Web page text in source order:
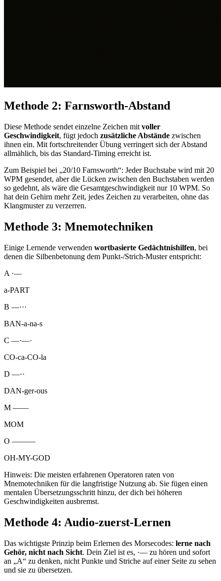
Methode 2: Farnsworth-Abstand
Diese Methode sendet einzelne Zeichen mit voller
Geschwindigkeit, fügt jedoch zusätzliche Abstände zwischen
ihnen ein. Mit fortschreitender Übung verringert sich der Abstand
allmählich, bis das Standard-Timing erreicht ist.
Zum Beispiel bei „20/10 Farnsworth“: Jeder Buchstabe wird mit 20
WPM gesendet, aber die Lücken zwischen den Buchstaben werden
so gedehnt, als wäre die Gesamtgeschwindigkeit nur 10 WPM. So
hat dein Gehirn mehr Zeit, jedes Zeichen zu verarbeiten, ohne das
Klangmuster zu verzerren.
Methode 3: Mnemotechniken
Einige Lernende verwenden wortbasierte Gedächtnishilfen, bei
denen die Silbenbetonung dem Punkt-/Strich-Muster entspricht:
A ·—
a-PART
B —···
BAN-a-na-s
C —·—·
CO-ca-CO-la
D —··
DAN-ger-ous
M ——
MOM
O ———
OH-MY-GOD
Hinweis: Die meisten erfahrenen Operatoren raten von
Mnemotechniken für die langfristige Nutzung ab. Sie fügen einen
mentalen Übersetzungsschritt hinzu, der dich bei höheren
Geschwindigkeiten ausbremst.
Methode 4: Audio-zuerst-Lernen
Das wichtigste Prinzip beim Erlernen des Morsecodes: lerne nach
Gehör, nicht nach Sicht. Dein Ziel ist es, ·— zu hören und sofort
an „A“ zu denken, nicht Punkte und Striche auf einer Seite zu sehen
und sie zu übersetzen.